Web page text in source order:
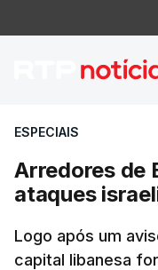
ESPECIAIS
Arredores de
ataques
Logo após um
capital libanesa